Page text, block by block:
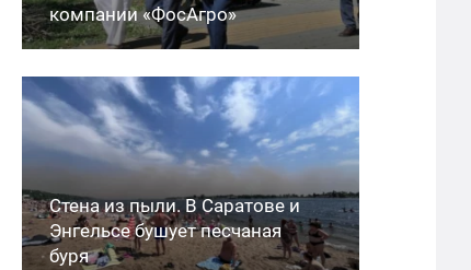
компании «ФосАгро»
Стена из пыли. В Саратове и
Энгельсе бушует песчаная
буря